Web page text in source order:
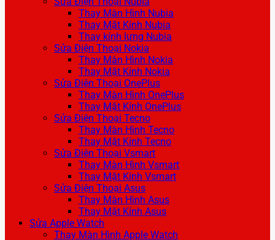
Thay Màn Hình Nubia
Thay Mặt Kính Nubia
Thay kính lưng Nubia
Sửa Điện Thoại Nokia
Thay Màn Hình Nokia
Thay Mặt Kính Nokia
Sửa Điện Thoại OnePlus
Thay Màn Hình OnePlus
Thay Mặt Kính OnePlus
Sửa Điện Thoại Tecno
Thay Màn Hình Tecno
Thay Mặt Kính Tecno
Sửa Điện Thoại Vsmart
Thay Màn Hình Vsmart
Thay Mặt Kính Vsmart
Sửa Điện Thoại Asus
Thay Màn Hình Asus
Thay Mặt Kính Asus
Sửa Apple Watch
Thay Màn Hình Apple Watch